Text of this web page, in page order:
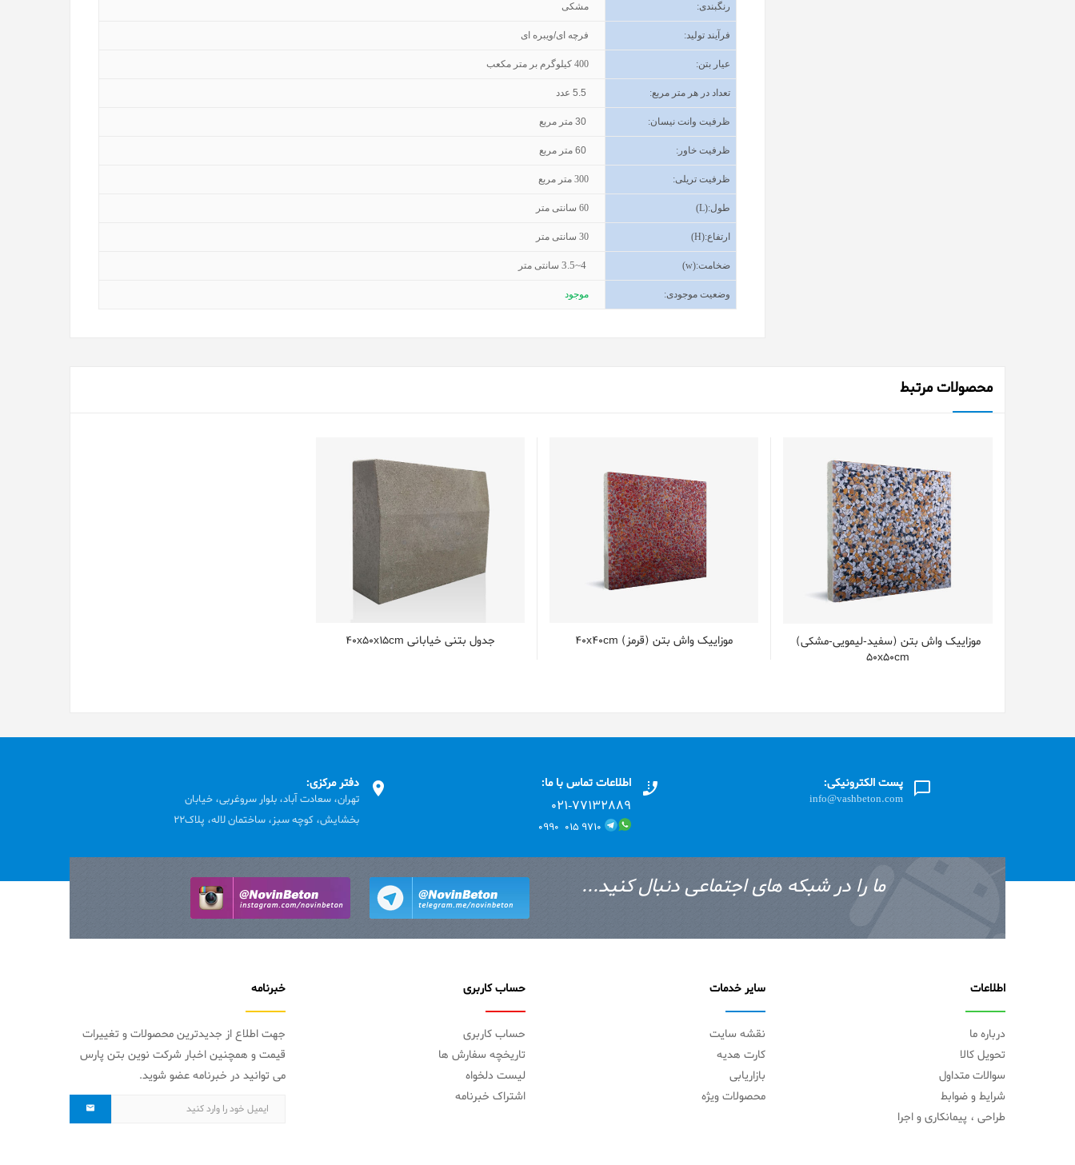
رنگبندی: مشکی
فرآیند تولید: فرچه ای/ویبره ای
عیار بتن:
400 کیلوگرم بر متر مکعب
تعداد در هر متر مربع: 5.5 عدد
ظرفیت وانت نیسان:
30 متر مربع
ظرفیت خاور :
60 متر مربع
ظرفیت تریلی:
300 متر مربع
طول(L):
60 سانتی متر
ارتفاع(H):
30 سانتی متر
ضخامت(w):
3.5~4 سانتی متر
وضعیت موجودی: موجود
محصولات مرتبط
موزاییک واش بتن (سفید-لیمویی-مشکی)
50x50cm
موزایيک واش بتن (قرمز) 40x40cm جدول بتنی خیابانی 40x50x15cm
پست الکترونیکی:
info@vashbeton.com
اطلاعات تماس با ما:
۰۲۱-۷۷۱٣۲۸۸۹
۹۷۱۰ ۰۱۵ ۰۹۹۰
دفتر مرکزی:
تهران، سعادت آباد، بلوار سروغربی، خیابان
بخشایش، کوچه سبز، ساختمان لاله، پلاک22
ما را در شبکه های اجتماعی دنبال کنید...
اطلاعات
درباره ما
تحویل کالا
سوالات متداول
شرایط و ضوابط
طراحی ، پیمانکاری و اجرا
سایر خدمات
نقشه سایت
کارت هدیه
بازاریابی
محصولات ویژه
حساب کاربری
حساب کاربری
تاریخچه سفارش ها
لیست دلخواه
اشتراک خبرنامه
خبرنامه
جهت اطلاع از جدیدترین محصولات و تغییرات
قیمت و همچنین اخبار شرکت نوین بتن پارس
می توانید در خبرنامه عضو شوید.